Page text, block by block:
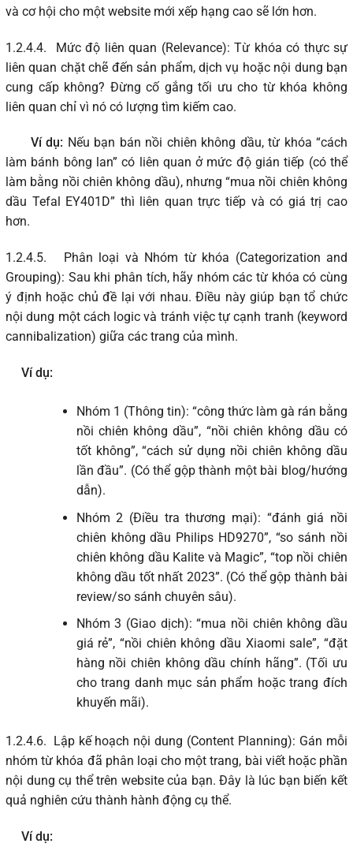
và cơ hội cho một website mới xếp hạng cao sẽ lớn hơn.
1.2.4.4.
Mức độ liên quan (Relevance): Từ khóa có thực sự
liên quan chặt chẽ đến sản phẩm, dịch vụ hoặc nội dung bạn
cung cấp không? Đừng cố gắng tối ưu cho từ khóa không
liên quan chỉ vì nó có lượng tìm kiếm cao.
Ví dụ: Nếu bạn bán nồi chiên không dầu, từ khóa “cách
làm bánh bông lan” có liên quan ở mức độ gián tiếp (có thể
làm bằng nồi chiên không dầu), nhưng “mua nồi chiên không
dầu Tefal EY401D” thì liên quan trực tiếp và có giá trị cao
hơn.
1.2.4.5.
Phân loại và Nhóm từ khóa (Categorization and
Grouping): Sau khi phân tích, hãy nhóm các từ khóa có cùng
ý định hoặc chủ đề lại với nhau. Điều này giúp bạn tổ chức
nội dung một cách logic và tránh việc tự cạnh tranh (keyword
cannibalization) giữa các trang của mình.
Ví dụ:
Nhóm 1 (Thông tin): “công thức làm gà rán bằng
nồi chiên không dầu”, “nồi chiên không dầu có
tốt không”, “cách sử dụng nồi chiên không dầu
lần đầu”. (Có thể gộp thành một bài blog/hướng
dẫn).
Nhóm 2 (Điều tra thương mại): “đánh giá nồi
chiên không dầu Philips HD9270”, “so sánh nồi
chiên không dầu Kalite và Magic”, “top nồi chiên
không dầu tốt nhất 2023”. (Có thể gộp thành bài
review/so sánh chuyên sâu).
Nhóm 3 (Giao dịch): “mua nồi chiên không dầu
giá rẻ”, “nồi chiên không dầu Xiaomi sale”, “đặt
hàng nồi chiên không dầu chính hãng”. (Tối ưu
cho trang danh mục sản phẩm hoặc trang đích
khuyến mãi).
1.2.4.6. Lập kế hoạch nội dung (Content Planning): Gán mỗi
nhóm từ khóa đã phân loại cho một trang, bài viết hoặc phần
nội dung cụ thể trên website của bạn. Đây là lúc bạn biến kết
quả nghiên cứu thành hành động cụ thể.
Ví dụ: